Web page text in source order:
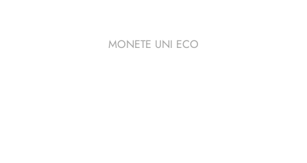
MONETE UNI ECO